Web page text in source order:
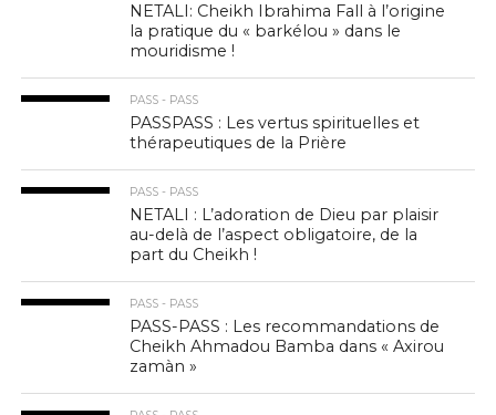
NETALI: Cheikh Ibrahima Fall à l’origine
la pratique du « barkélou » dans le
mouridisme !
PASS - PASS
PASSPASS : Les vertus spirituelles et
thérapeutiques de la Prière
PASS - PASS
NETALI : L’adoration de Dieu par plaisir
au-delà de l’aspect obligatoire, de la
part du Cheikh !
PASS - PASS
PASS-PASS : Les recommandations de
Cheikh Ahmadou Bamba dans « Axirou
zamàn »